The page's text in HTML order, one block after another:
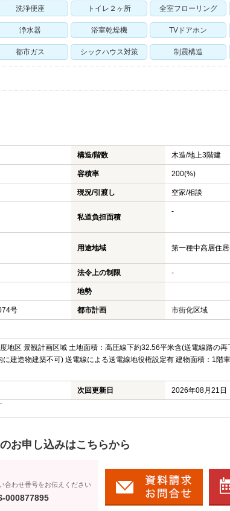
洗浄便座 トイレ２ヶ所 全室フローリング
浄水器 浴室乾燥機 TVドアホン
都市ガス シックハウス対策 制震構造
構造/階数 木造/地上3階建
容積率 200(%)
現況/引渡し 空家/相談
私道負担面積
-
用途地域 第一種中高層住
法令上の制限 -
地勢
号 都市計画 市街化区域
地区 景観計画区域 土地面積：高圧線下約32.56平米含(送電線路の
に建造物建築不可) 送電線による送電線地役権設定有 建物面積：1階
次回更新日
2026年08月21日
お申し込みはこちらから
合わせ番号をお伝えください
000877895